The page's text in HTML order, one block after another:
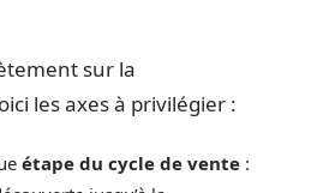
sur la
les axes à privilégier :
étape du cycle de vente :